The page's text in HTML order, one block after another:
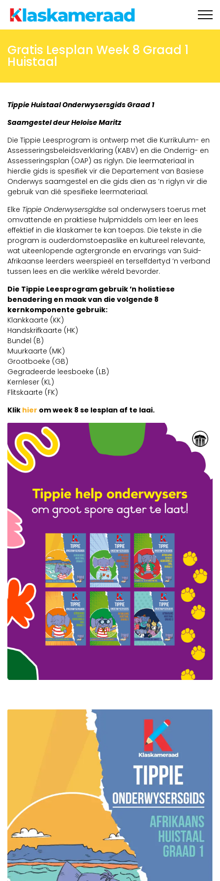
Ons aanlyn winkel
Gratis materiaal
Nuus
Onderhoude
Skoolbesoeke
Videos
Webinare
Kontak Ons
Gratis Lesplan Week 8 Graad 1
Huistaal
Tippie Huistaal Onderwysersgids Graad 1
Saamgestel deur Heloise Maritz
Die Tippie Leesprogram is ontwerp met die Kurrikulum- en
Assesseringsbeleidsverklaring (KABV) en die Onderrig- en
Assesseringsplan (OAP) as riglyn. Die leermateriaal in
hierdie gids is spesifiek vir die Departement van Basiese
Onderwys saamgestel en die gids dien as ’n riglyn vir die
gebruik van dié spesifieke leermateriaal.
Elke Tippie Onderwysersgidse sal onderwysers toerus met
omvattende en praktiese hulpmiddels om leer en lees
effektief in die klaskamer te kan toepas. Die tekste in die
program is ouderdomstoepaslike en kultureel relevante,
wat uiteenlopende agtergronde en ervarings van Suid-
Afrikaanse leerders weerspieël en terselfdertyd ’n verband
tussen lees en die werklike wêreld bevorder.
Die Tippie Leesprogram gebruik ’n holistiese
benadering en maak van die volgende 8
kernkomponente gebruik:
Klankkaarte (KK)
Handskrifkaarte (HK)
Bundel (B)
Muurkaarte (MK)
Grootboeke (GB)
Gegradeerde leesboeke (LB)
Kernleser (KL)
Flitskaarte (FK)
Klik hier om week 8 se lesplan af te laai.